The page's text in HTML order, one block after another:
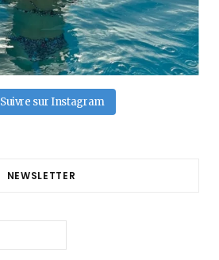
Suivre sur Instagram
NEWSLETTER